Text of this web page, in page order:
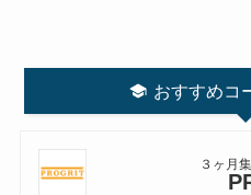
おすすめコ
３ヶ月